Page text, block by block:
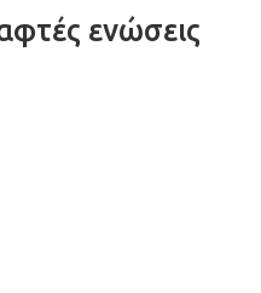
ενώσεις